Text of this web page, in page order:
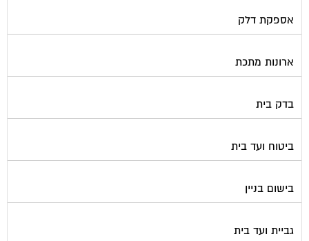
אספקת דלק
ארונות מתכת
בדק בית
ביטוח ועד בית
בישום בניין
גביית ועד בית